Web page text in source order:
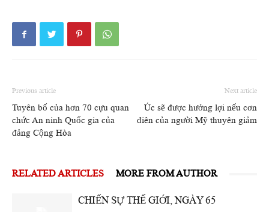
Previous article
Tuyên bố của hơn 70 cựu quan
chức An ninh Quốc gia của
đảng Cộng Hòa
Next article
Úc sẽ được hưởng lợi nếu cơn
điên của người Mỹ thuyên giảm
RELATED ARTICLES MORE FROM AUTHOR
CHIẾN SỰ THẾ GIỚI, NGÀY 65